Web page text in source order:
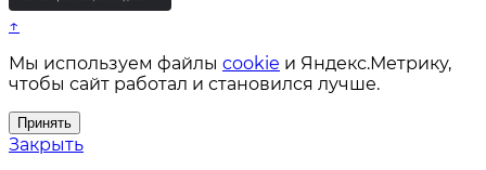
↑
Мы используем файлы cookie и Яндекс.Метрику,
чтобы сайт работал и становился лучше.
Принять
Закрыть